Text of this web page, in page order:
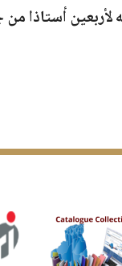
لأربعين أستاذامن